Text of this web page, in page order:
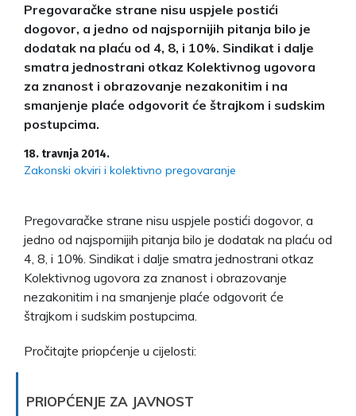
Pregovaračke strane nisu uspjele postići
dogovor, a jedno od najspornijih pitanja bilo je
dodatak na plaću od 4, 8, i 10%. Sindikat i dalje
smatra jednostrani otkaz Kolektivnog ugovora
za znanost i obrazovanje nezakonitim i na
smanjenje plaće odgovorit će štrajkom i sudskim
postupcima.
18. travnja 2014.
Zakonski okviri i kolektivno pregovaranje
Pregovaračke strane nisu uspjele postići dogovor, a
jedno od najspornijih pitanja bilo je dodatak na plaću od
4, 8, i 10%. Sindikat i dalje smatra jednostrani otkaz
Kolektivnog ugovora za znanost i obrazovanje
nezakonitim i na smanjenje plaće odgovorit će
štrajkom i sudskim postupcima.
Pročitajte priopćenje u cijelosti:
PRIOPĆENJE ZA JAVNOST